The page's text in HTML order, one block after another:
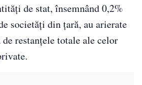
de stat, însemnând 0,2%
societăţi din țară, au arierate
restanţele totale ale celor